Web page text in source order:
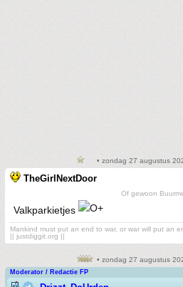
• zondag 27 augustus
TheGirlNextDoor
Of gewoon
Valkparkietjes
Mankind must put an end to war, or war will put an
|| justdiggit.org ||
• zondag 27 augustus
Moderator / Redactie FP